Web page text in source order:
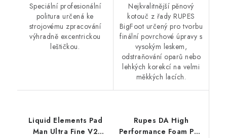
Speciální profesionální
politura určená ke
strojovému zpracování
výhradně excentrickou
leštičkou.
Nejkvalitnější pěnový
kotouč z řady RUPES
BigFoot určený pro tvorbu
finální povrchové úpravy s
vysokým leskem,
odstraňování oparů nebo
lehkých korekcí na velmi
měkkých lacích.
Liquid Elements Pad
Man Ultra Fine V2
Rupes DA High
Performance Foam Pad